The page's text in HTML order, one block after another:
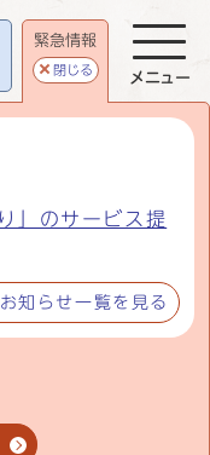
緊急情報
閉じる
」のサービス提
知らせ一覧を見る
メニュー